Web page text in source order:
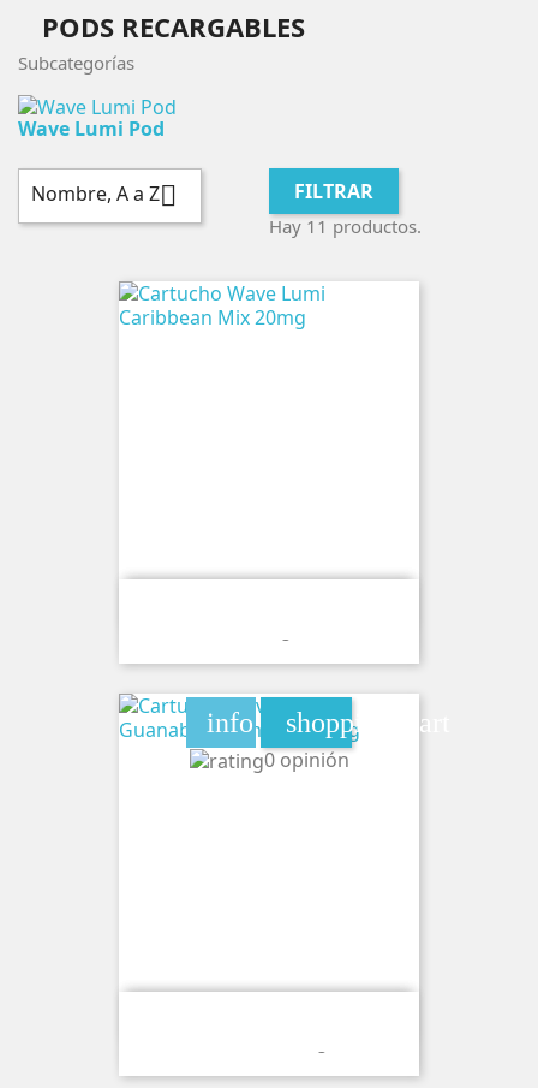
PODS RECARGABLES
Subcategorías
Wave Lumi Pod
Nombre, A a Z FILTRAR
Hay 11 productos.
info shopping_cart
0 opinión